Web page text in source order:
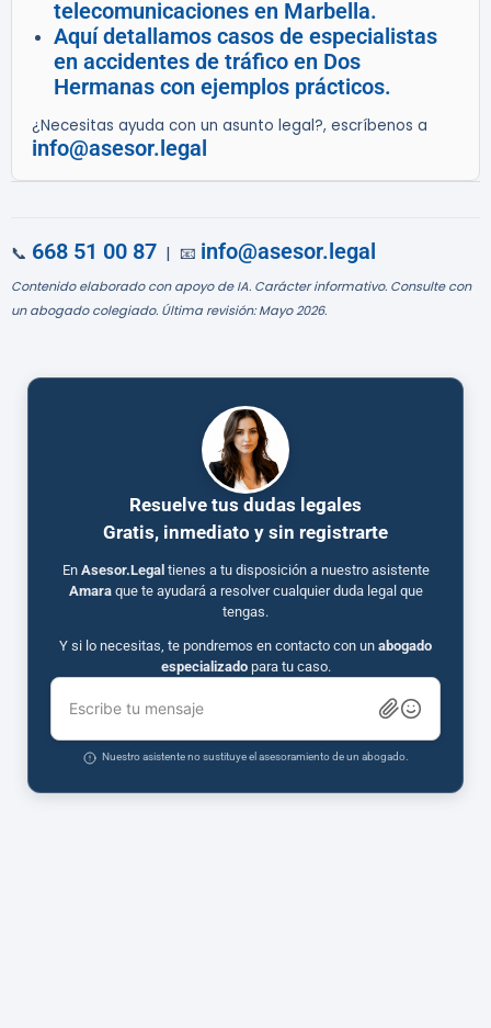
telecomunicaciones en Marbella.
Aquí detallamos casos de especialistas
en accidentes de tráfico en Dos
Hermanas con ejemplos prácticos.
¿Necesitas ayuda con un asunto legal?, escríbenos a
info@asesor.legal
📞 668 51 00 87 | 📧 info@asesor.legal
Contenido elaborado con apoyo de IA. Carácter informativo. Consulte con
un abogado colegiado. Última revisión: Mayo 2026.
Resuelve tus dudas legales
Gratis, inmediato y sin registrarte
En Asesor.Legal tienes a tu disposición a nuestro asistente
Amaraque te ayudará a resolver cualquier duda legal que
tengas.
Y si lo necesitas, te pondremos en contacto con un abogado
especializadopara tu caso.
Escribe tu mensaje
Nuestro asistente no sustituye el asesoramiento de un abogado.